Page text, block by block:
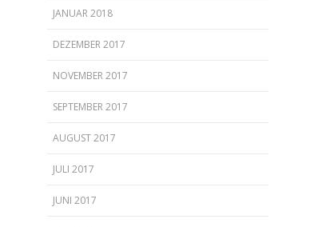
JANUAR 2018
DEZEMBER 2017
NOVEMBER 2017
SEPTEMBER 2017
AUGUST 2017
JULI 2017
JUNI 2017